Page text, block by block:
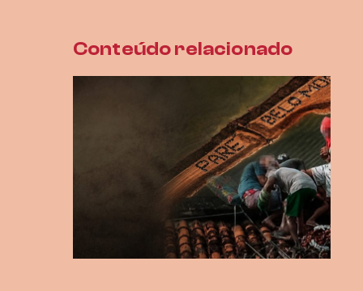
Conteúdo relacionado